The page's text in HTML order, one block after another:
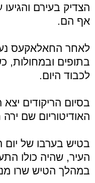
הצדיק בעירם
אף הם.
לאחר החאלאקעס
בתופים ובמחולות,
לכבוד היום.
בסיום הריקודים
האודיטוריום שם
בטיש בערבו של
העיר, שהיה כולו
במהלך הטיש שרו